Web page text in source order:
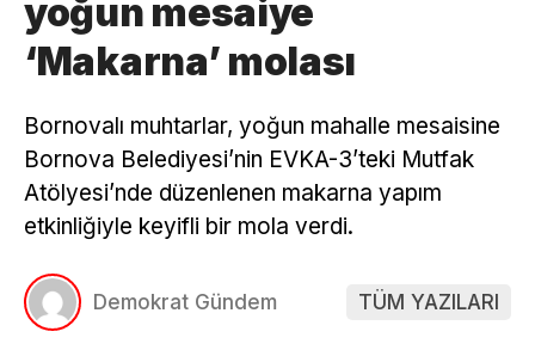
yoğun mesaiye
‘Makarna’ molası
Bornovalı muhtarlar, yoğun mahalle mesaisine
Bornova Belediyesi’nin EVKA-3’teki Mutfak
Atölyesi’nde düzenlenen makarna yapım
etkinliğiyle keyifli bir mola verdi.
Demokrat Gündem TÜM YAZILARI